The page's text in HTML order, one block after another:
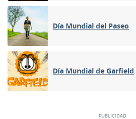
Día Mundial del Paseo
Día Mundial de Garfield